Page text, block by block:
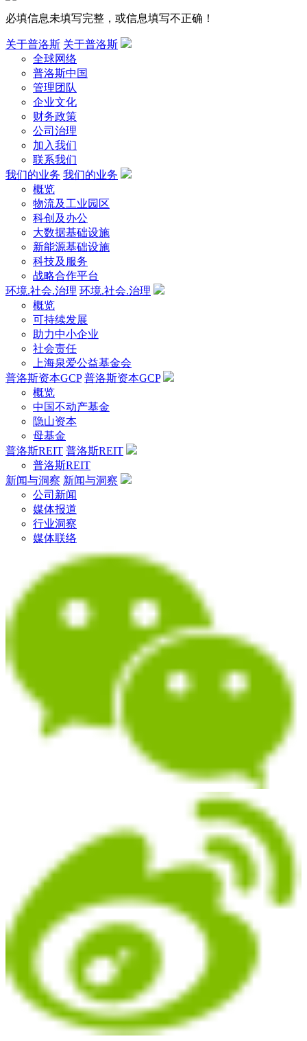
必填信息未填写完整，或信息填写不正确！
关于普洛斯 关于普洛斯
全球网络
普洛斯中国
管理团队
企业文化
财务政策
公司治理
加入我们
联系我们
我们的业务 我们的业务
概览
物流及工业园区
科创及办公
大数据基础设施
新能源基础设施
科技及服务
战略合作平台
环境.社会.治理 环境.社会.治理
概览
可持续发展
助力中小企业
社会责任
上海泉爱公益基金会
普洛斯资本GCP 普洛斯资本GCP
概览
中国不动产基金
隐山资本
母基金
普洛斯REIT 普洛斯REIT
普洛斯REIT
新闻与洞察 新闻与洞察
公司新闻
媒体报道
行业洞察
媒体联络